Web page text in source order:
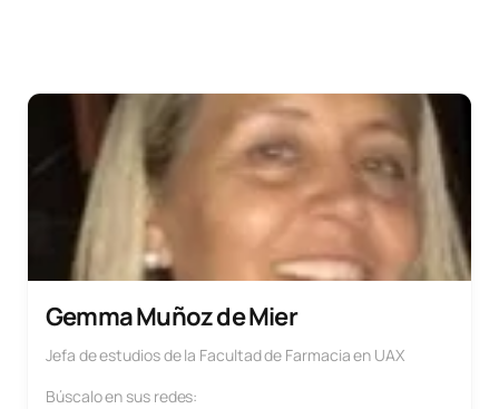
Gemma Muñoz de Mier
Jefa de estudios de la Facultad de Farmacia en UAX
Búscalo en sus redes: